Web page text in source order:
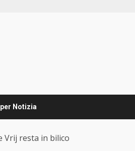
Notizia
Vrij resta in bilico